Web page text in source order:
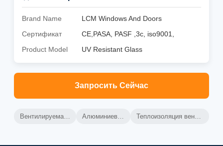
Brand Name
LCM Windows And Doors
Сертификат
CE,PASA, PASF ,3c, iso9001,
Product Model
UV Resistant Glass
Запросить Сейчас
Вентилируемая алюминиевая завеса Алюминиевая стенка для штор Теплоизоляция вентилируемой занавесной стены